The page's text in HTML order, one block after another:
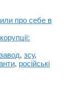
про себе в
, зсу,
, російські